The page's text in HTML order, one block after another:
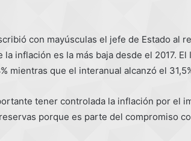
con mayúsculas el jefe de Estado al
la inflación es la más baja desde el 2017.
mientras que el interanual alcanzó el
tener controlada la inflación por el
porque es parte del compromiso